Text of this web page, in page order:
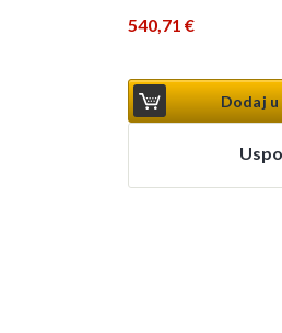
540,71 €
Dodaj